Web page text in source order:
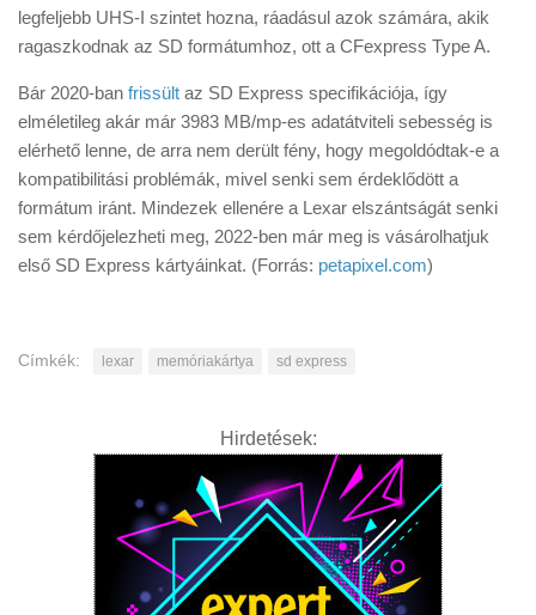
legfeljebb UHS-I szintet hozna, ráadásul azok számára, akik
ragaszkodnak az SD formátumhoz, ott a CFexpress Type A.
Bár 2020-ban frissült az SD Express specifikációja, így
elméletileg akár már 3983 MB/mp-es adatátviteli sebesség is
elérhető lenne, de arra nem derült fény, hogy megoldódtak-e a
kompatibilitási problémák, mivel senki sem érdeklődött a
formátum iránt. Mindezek ellenére a Lexar elszántságát senki
sem kérdőjelezheti meg, 2022-ben már meg is vásárolhatjuk
első SD Express kártyáinkat. (Forrás: petapixel.com)
Címkék: lexar memóriakártya sd express
Hirdetések: